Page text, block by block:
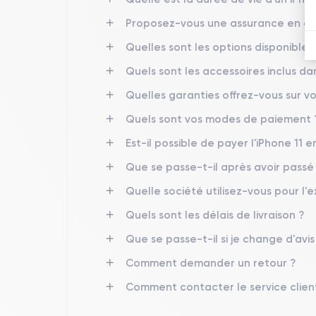
Caractéristiques physiques de
est un appareil haut de gamme offrant
La prise en main de l'iPhone 11est très
grammes. L'appareil a une forme carrée avec
Le dos de l'appareil présente une finition mate,
Finition iPhone 11
Le design de l' est moderne et
Le dos de l'appareil présente une finition mate
partie de la face avant de l'appareil, avec une
Proposez-vous une assurance en
Quelles sont les options
Quels sont les accessoires inclus
Quelles garanties offrez-vous sur
Quels sont vos modes de paiement
Est-il possible de payer l'iPhone 11
Que se passe-t-il après avoir
Quelle société utilisez-vous pour
Quels sont les délais de livraison ?
Que se passe-t-il si je change
Comment demander un retour ?
Comment contacter le service